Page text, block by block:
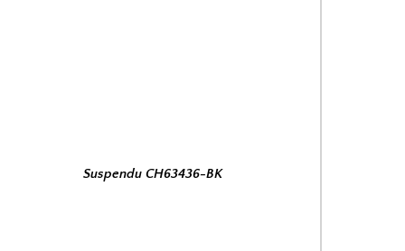
Suspendu CH63436-BK